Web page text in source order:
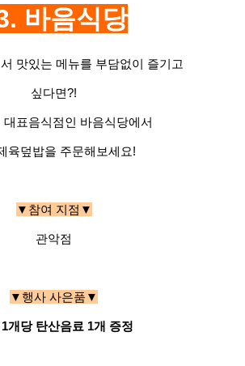
바음식당
맛있는 메뉴를 부담없이 즐기고
싶다면?!
대표음식점인 바음식당에서
육덮밥을 주문해보세요!
▼참여 지점▼
관악점
▼행사 사은품▼
개당 탄산음료 1개 증정